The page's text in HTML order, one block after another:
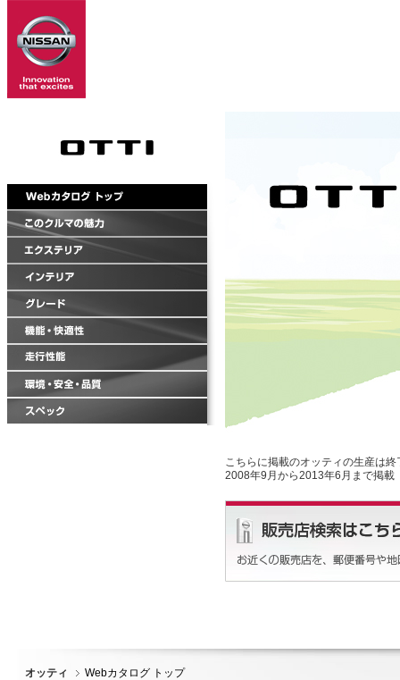
こちらに掲載のオッティの生産は
2008年9月から2013年6月まで掲載
オッティ Webカタログ トップ